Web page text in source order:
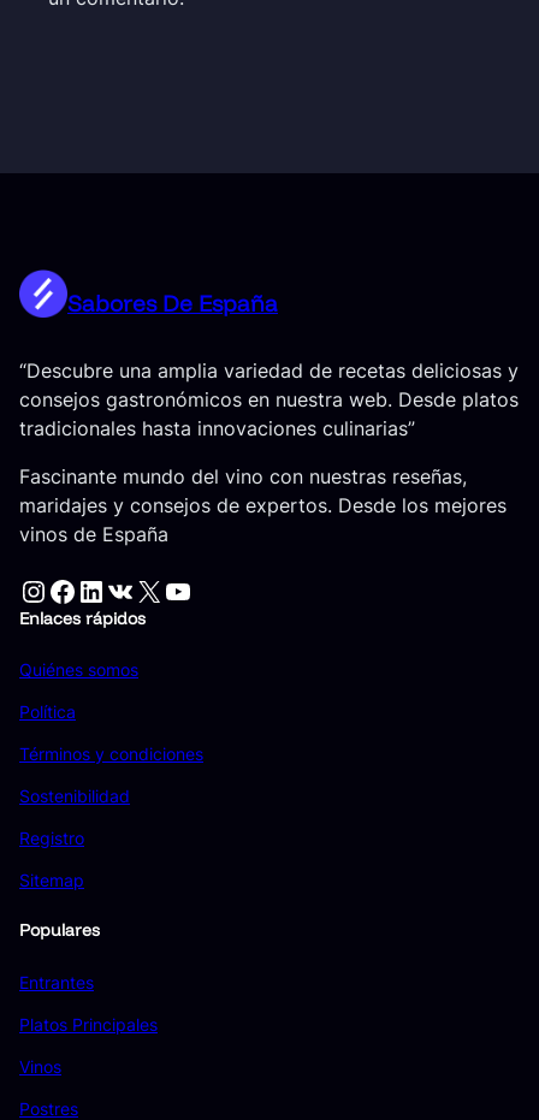
Sabores De España
“Descubre una amplia variedad de recetas deliciosas y
consejos gastronómicos en nuestra web. Desde platos
tradicionales hasta innovaciones culinarias”
Fascinante mundo del vino con nuestras reseñas,
maridajes y consejos de expertos. Desde los mejores
vinos de España
Instagram Facebook LinkedIn VK X YouTube
Enlaces rápidos
Quiénes somos
Política
Términos y condiciones
Sostenibilidad
Registro
Sitemap
Populares
Entrantes
Platos Principales
Vinos
Postres